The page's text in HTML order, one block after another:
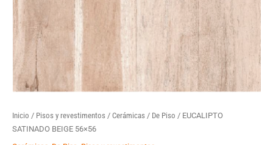
Inicio / Pisos y revestimentos / Cerámicas / De Piso / EUCALIPTO
SATINADO BEIGE 56×56